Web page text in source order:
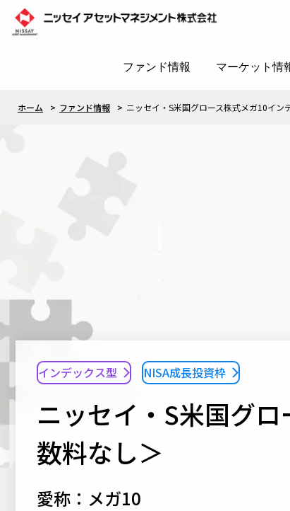
ファンド情報 マーケット情
ホーム ファンド情報 ニッセイ・S米国グロース株式メガ10イン
ニッセイ・S米国グ
数料なし＞
愛称：メガ10
インデックス型 NISA成長投資枠